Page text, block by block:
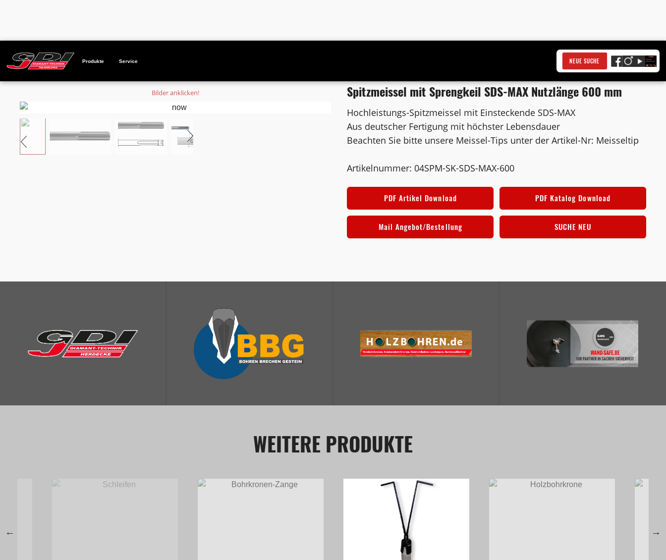
Produkte Service NEUE SUCHE
Startseite Produkte Spitzmeissel mit Sprengkeil SDS-MAX Nutzlänge 600 mm
Bilder anklicken! Spitzmeissel mit Sprengkeil SDS-MAX Nutzlänge 600 mm
Hochleistungs-Spitzmeissel mit Einsteckende SDS-MAX
Aus deutscher Fertigung mit höchster Lebensdauer
Beachten Sie bitte unsere Meissel-Tips unter der Artikel-Nr: Meisseltip
Artikelnummer: 04SPM-SK-SDS-MAX-600
PDF Artikel Download PDF Katalog Download
Mail Angebot/Bestellung SUCHE NEU
WEITERE PRODUKTE